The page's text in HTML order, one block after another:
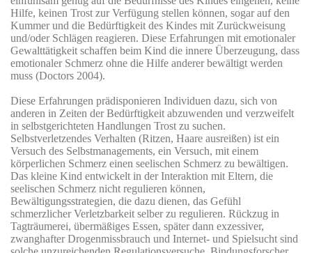
Hilfe, keinen Trost zur Verfügung stellen können, sogar auf den
Kummer und die Bedürftigkeit des Kindes mit Zurückweisung
und/oder Schlägen reagieren. Diese Erfahrungen mit emotionaler
Gewalttätigkeit schaffen beim Kind die innere Überzeugung, dass
emotionaler Schmerz ohne die Hilfe anderer bewältigt werden
muss (Doctors 2004).
Diese Erfahrungen prädisponieren Individuen dazu, sich von
anderen in Zeiten der Bedürftigkeit abzuwenden und verzweifelt
in selbstgerichteten Handlungen Trost zu suchen.
Selbstverletzendes Verhalten (Ritzen, Haare ausreißen) ist ein
Versuch des Selbstmanagements, ein Versuch, mit einem
körperlichen Schmerz einen seelischen Schmerz zu bewältigen.
Das kleine Kind entwickelt in der Interaktion mit Eltern, die
seelischen Schmerz nicht regulieren können,
Bewältigungsstrategien, die dazu dienen, das Gefühl
schmerzlicher Verletzbarkeit selber zu regulieren. Rückzug in
Tagträumerei, übermäßiges Essen, später dann exzessiver,
zwanghafter Drogenmissbrauch und Internet- und Spielsucht sind